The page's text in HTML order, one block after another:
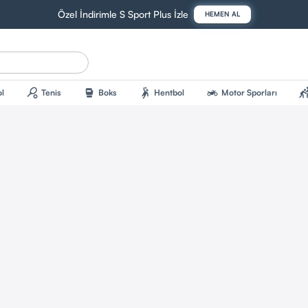
Özel İndirimle S Sport Plus İzle HEMEN AL
sports_tennis Tenis sports_mma Boks sports_handball Hentbol two_wheeler Motor Sporları